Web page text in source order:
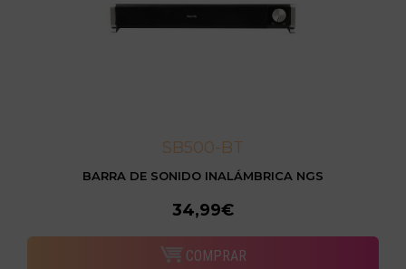
SB500-BT
BARRA DE SONIDO INALÁMBRICA NGS
34,99€
COMPRAR